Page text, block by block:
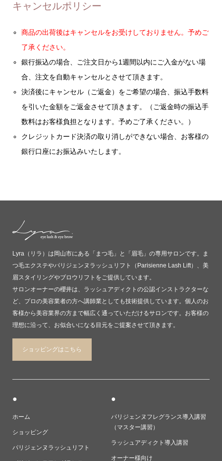
キャンセルポリシー
商品の出荷後はキャンセルをお受けしておりません。予めご
了承ください。
銀行振込の場合、ご注文日から1週間以内にご入金がない場
合、注文を自動キャンセルとさせて頂きます。
決済後にキャンセル（ご返金）をご希望の場合、振込手数料
を引いた金額をご返金させて頂きます。（ご返金時の振込手
数料はお客様負担となります。予めご了承ください。）
クレジットカード決済の取り消しができない場合、お客様の
銀行口座にお振込みいたします。
Lyra（リラ）は岡山市にある「まつ毛」と「眉毛」の専用サロンです。ま
つ毛エクステやパリジェンヌラッシュリフト（Parisienne Lash Lift）、美
眉スタイリングやブロウリフトをご提供しています。
サロンオーナーの櫻井は、ラッシュアディクトの公認インストラクターな
ど、プロの美容業者の方へ講師業としても技術提供しています。個人のお
客様から美容業界の方まで幅広く通っていただけるサロンです。お客様の
理想に沿って、お似合いになる目元をご提案させて頂きます。
ショッピングはこちら
●
ホーム
ショッピング
パリジェンヌラッシュリフト
●
パリジェンヌフレグランス導入講習
（マスター講習）
ラッシュアディクト導入講習
オーナー様向け